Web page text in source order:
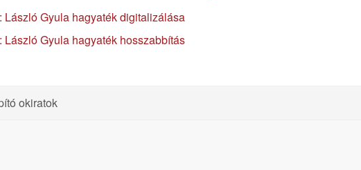
László Gyula hagyaték digitalizálása
Gyula hagyaték hosszabbítás
okiratok